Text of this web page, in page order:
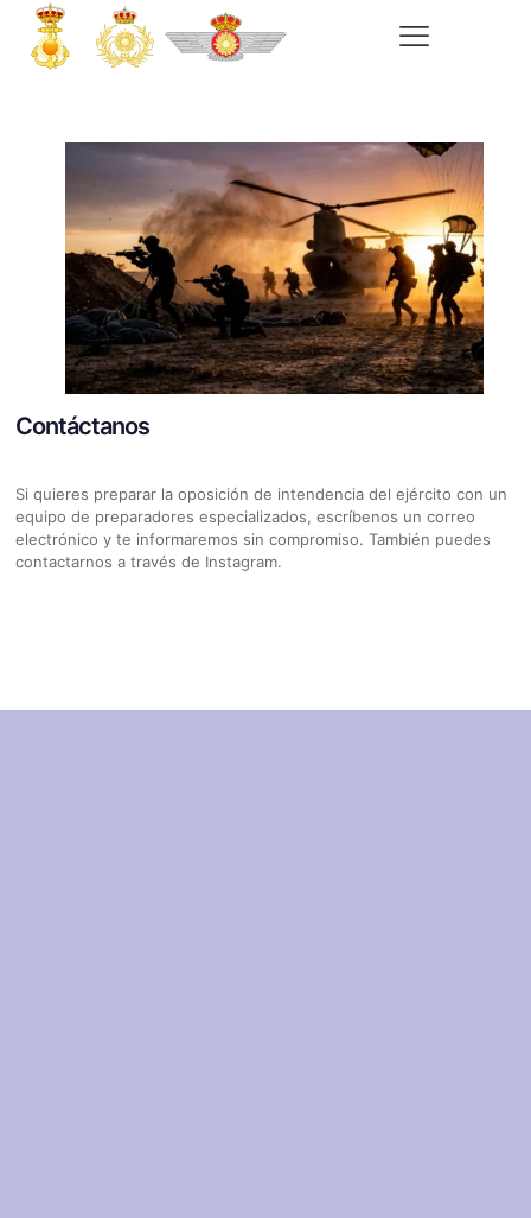
Contáctanos
Si quieres preparar la oposición de intendencia del ejército con un
equipo de preparadores especializados, escríbenos un correo
electrónico y te informaremos sin compromiso. También puedes
contactarnos a través de Instagram.